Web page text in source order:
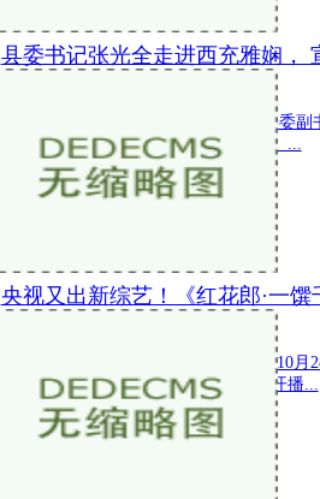
县委书记张光全走进西充雅娴，
2022年11月4日，县委书记张光全，县委
任、南充临江新区西充党工委副书记、...
央视又出新综艺！《红花郎·一
跨越千年历史，重逢人间至味。今天(10
饮食文化探索节目《一馔千年》即将开播...